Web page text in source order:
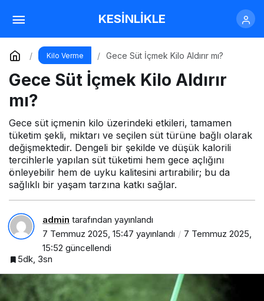
KESİNLİKLE
Kilo Verme Gece Süt İçmek Kilo Aldırır mı?
Gece Süt İçmek Kilo Aldırır
mı?
Gece süt içmenin kilo üzerindeki etkileri, tamamen
tüketim şekli, miktarı ve seçilen süt türüne bağlı olarak
değişmektedir. Dengeli bir şekilde ve düşük kalorili
tercihlerle yapılan süt tüketimi hem gece açlığını
önleyebilir hem de uyku kalitesini artırabilir; bu da
sağlıklı bir yaşam tarzına katkı sağlar.
admin tarafından yayınlandı
7 Temmuz 2025, 15:47 yayınlandı
7 Temmuz 2025,
15:52 güncellendi
5dk, 3sn
Gece Süt İçmek Kilo Aldırır mı?
Yorum Yap